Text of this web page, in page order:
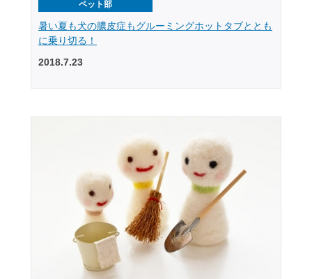
ペット部
暑い夏も犬の膿皮症もグルーミングホットタブととも
に乗り切る！
2018.7.23